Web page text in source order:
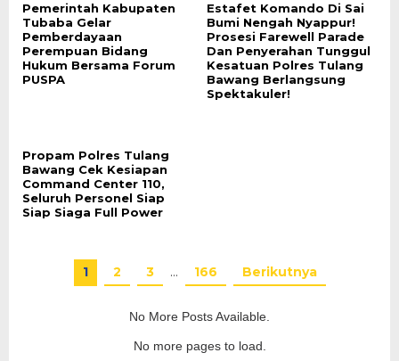
Pemerintah Kabupaten
Tubaba Gelar
Pemberdayaan
Perempuan Bidang
Hukum Bersama Forum
PUSPA
Estafet Komando Di Sai
Bumi Nengah Nyappur!
Prosesi Farewell Parade
Dan Penyerahan Tunggul
Kesatuan Polres Tulang
Bawang Berlangsung
Spektakuler!
Propam Polres Tulang
Bawang Cek Kesiapan
Command Center 110,
Seluruh Personel Siap
Siap Siaga Full Power
1 2 3 … 166 Berikutnya
No More Posts Available.
No more pages to load.